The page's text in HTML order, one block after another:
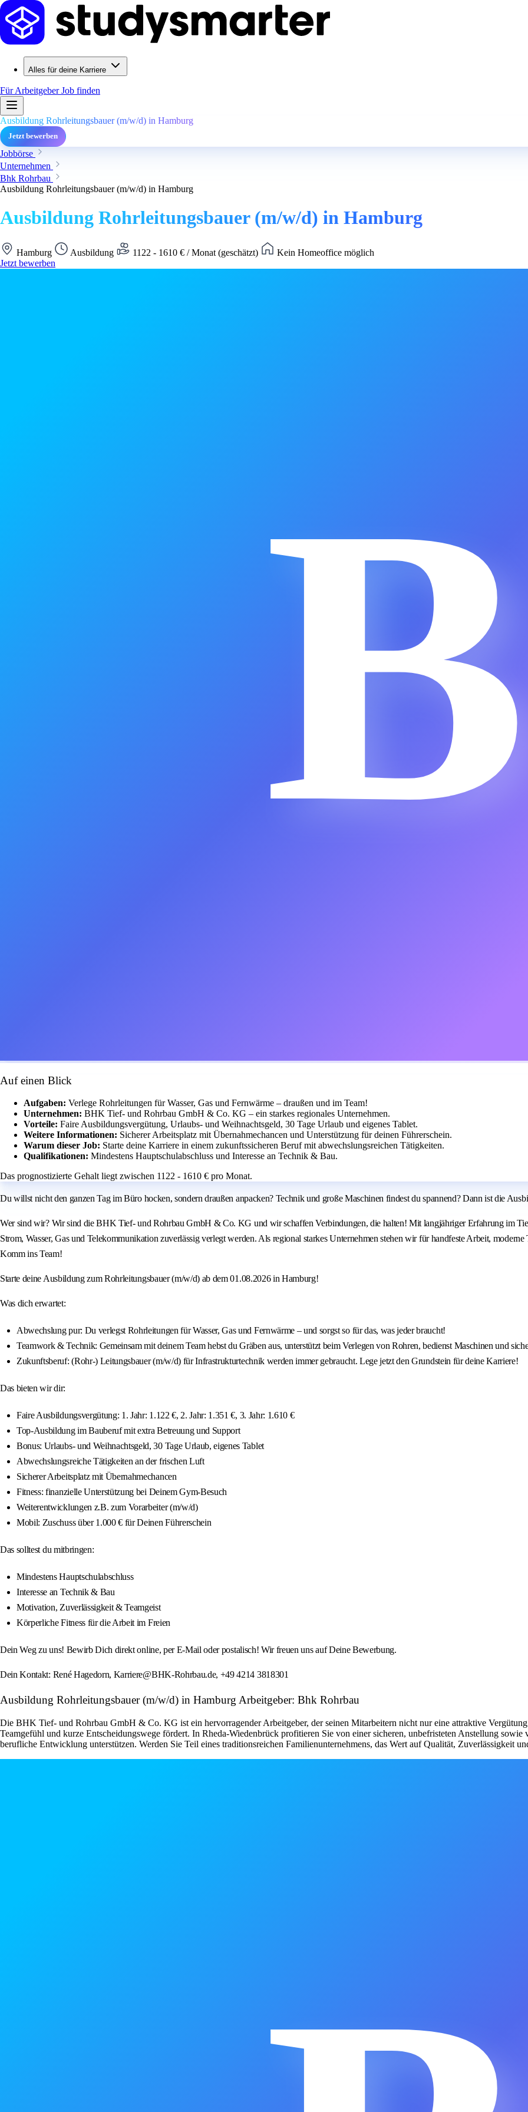
Alles für deine Karriere
Für ArbeitgeberJob finden
Ausbildung Rohrleitungsbauer (m/w/d) in Hamburg
Jetzt bewerben
Jobbörse
Unternehmen
Bhk Rohrbau
Ausbildung Rohrleitungsbauer (m/w/d) in Hamburg
Ausbildung Rohrleitungsbauer (m/w/d) in Hamburg
Hamburg Ausbildung 1122 - 1610 € / Monat (geschätzt)
Kein Homeoffice möglich
Jetzt bewerben
B
Auf einen Blick
Aufgaben: Verlege Rohrleitungen für Wasser, Gas und Fernwärme – draußen und im Team!
Unternehmen: BHK Tief- und Rohrbau GmbH & Co. KG – ein starkes regionales Unternehmen.
Vorteile: Faire Ausbildungsvergütung, Urlaubs- und Weihnachtsgeld, 30 Tage Urlaub und eigenes Tablet.
Weitere Informationen: Sicherer Arbeitsplatz mit Übernahmechancen und Unterstützung für deinen Führerschein.
Warum dieser Job: Starte deine Karriere in einem zukunftssicheren Beruf mit abwechslungsreichen Tätigkeiten.
Qualifikationen: Mindestens Hauptschulabschluss und Interesse an Technik & Bau.
Das prognostizierte Gehalt liegt zwischen 1122 - 1610 € pro Monat.
Du willst nicht den ganzen Tag im Büro hocken, sondern draußen anpacken? Technik und große Maschinen findest du spannend? Dann ist die
Wer sind wir? Wir sind die BHK Tief- und Rohrbau GmbH & Co. KG und wir schaffen Verbindungen, die halten! Mit langjähriger Erfahrung im
Strom, Wasser, Gas und Telekommunikation zuverlässig verlegt werden. Als regional starkes Unternehmen stehen wir für handfeste Arbeit,
Komm ins Team!
Starte deine Ausbildung zum Rohrleitungsbauer (m/w/d) ab dem 01.08.2026 in Hamburg!
Was dich erwartet:
Abwechslung pur: Du verlegst Rohrleitungen für Wasser, Gas und Fernwärme – und sorgst so für das, was jeder braucht!
Teamwork & Technik: Gemeinsam mit deinem Team hebst du Gräben aus, unterstützt beim Verlegen von Rohren, bedienst Maschinen und
Zukunftsberuf: (Rohr-) Leitungsbauer (m/w/d) für Infrastrukturtechnik werden immer gebraucht. Lege jetzt den Grundstein für deine Karriere!
Das bieten wir dir:
Faire Ausbildungsvergütung: 1. Jahr: 1.122 €, 2. Jahr: 1.351 €, 3. Jahr: 1.610 €
Top-Ausbildung im Bauberuf mit extra Betreuung und Support
Bonus: Urlaubs- und Weihnachtsgeld, 30 Tage Urlaub, eigenes Tablet
Abwechslungsreiche Tätigkeiten an der frischen Luft
Sicherer Arbeitsplatz mit Übernahmechancen
Fitness: finanzielle Unterstützung bei Deinem Gym-Besuch
Weiterentwicklungen z.B. zum Vorarbeiter (m/w/d)
Mobil: Zuschuss über 1.000 € für Deinen Führerschein
Das solltest du mitbringen:
Mindestens Hauptschulabschluss
Interesse an Technik & Bau
Motivation, Zuverlässigkeit & Teamgeist
Körperliche Fitness für die Arbeit im Freien
Dein Weg zu uns! Bewirb Dich direkt online, per E-Mail oder postalisch! Wir freuen uns auf Deine Bewerbung.
Dein Kontakt: René Hagedorn, Karriere@BHK-Rohrbau.de, +49 4214 3818301
Ausbildung Rohrleitungsbauer (m/w/d) in Hamburg Arbeitgeber: Bhk Rohrbau
Die BHK Tief- und Rohrbau GmbH & Co. KG ist ein hervorragender Arbeitgeber, der seinen Mitarbeitern nicht nur eine attraktive Vergütung
Teamgefühl und kurze Entscheidungswege fördert. In Rheda-Wiedenbrück profitieren Sie von einer sicheren, unbefristeten Anstellung
berufliche Entwicklung unterstützen. Werden Sie Teil eines traditionsreichen Familienunternehmens, das Wert auf Qualität, Zuverlässigkeit